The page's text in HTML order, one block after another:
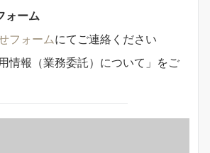
ォーム
フォームにてご連絡ください
情報（業務委託）について」をご